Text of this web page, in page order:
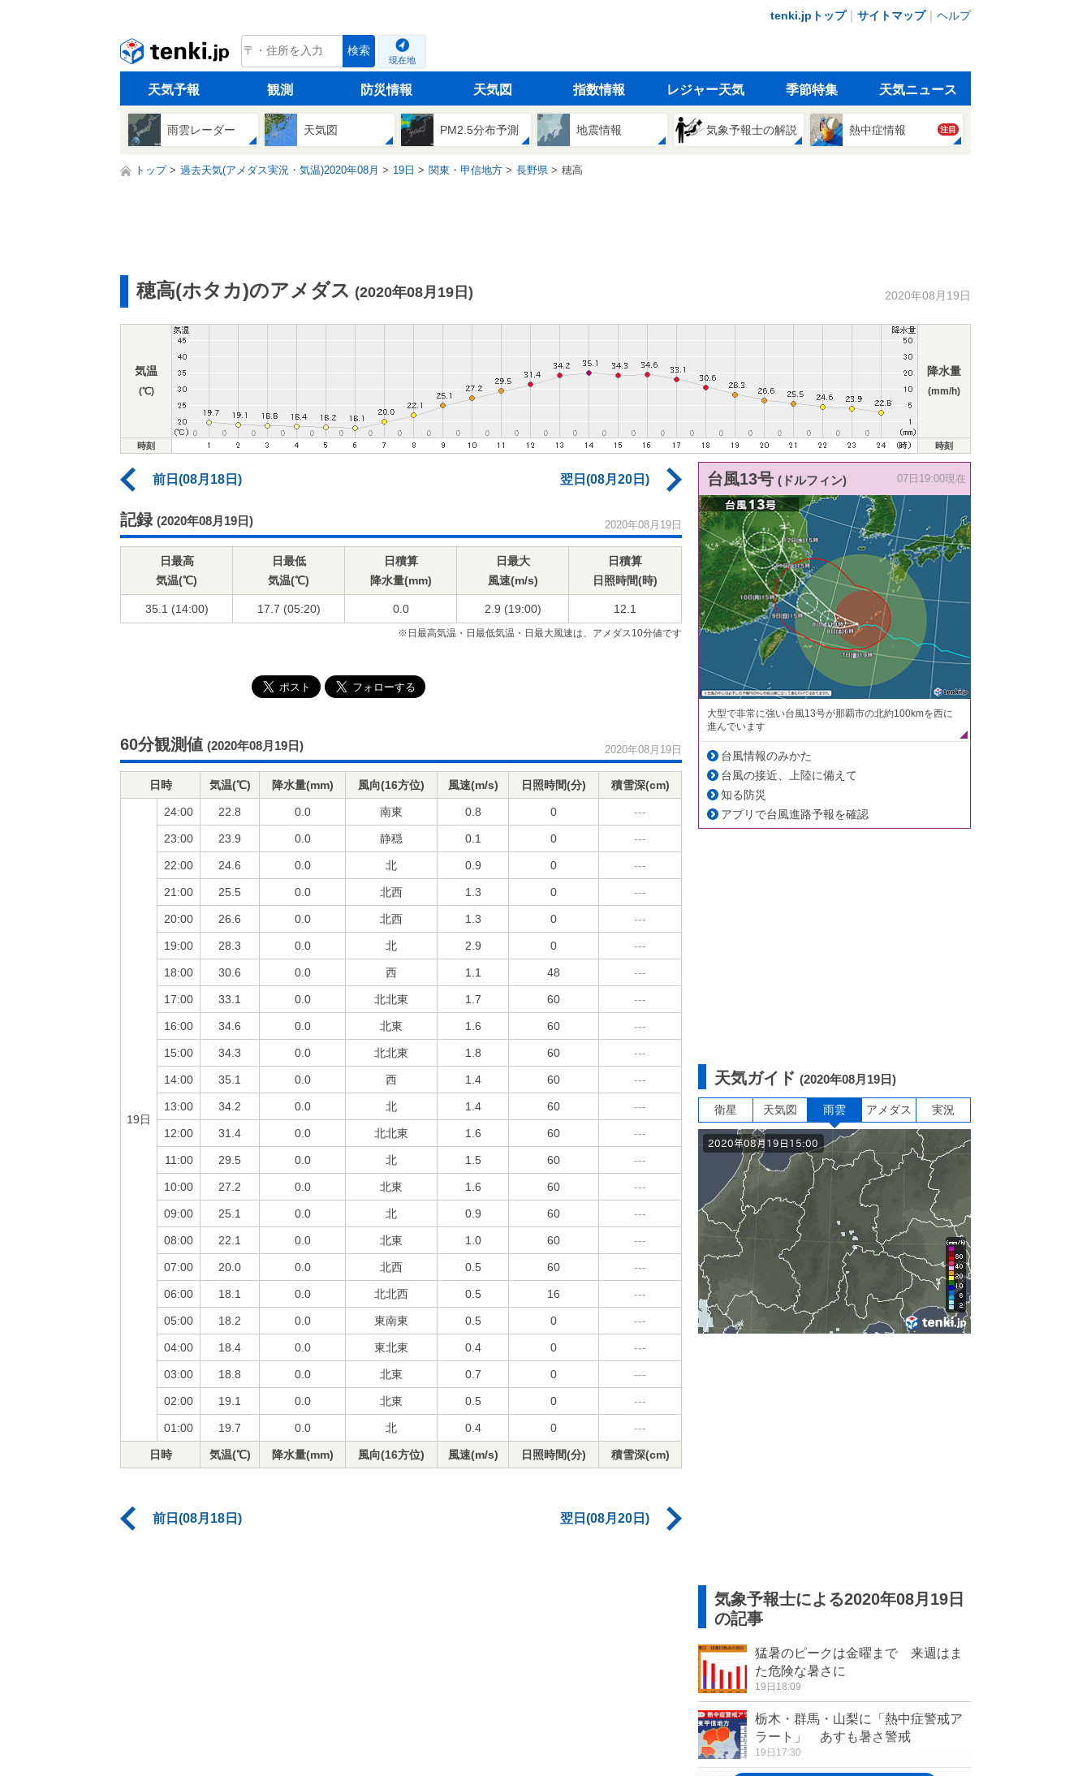
tenki.jpトップ｜ サイトマップ｜ ヘルプ
tenki.jp 検索
現在地
天気予報 観測 防災情報 天気図 指数情報 レジャー天気 季節特集 天気ニュース
雨雲レーダー 天気図 PM2.5分布予測 地震情報 気象予報士の解説 熱中症情報 注目
トップ 過去天気(アメダス実況・気温)2020年08月 19日 関東・甲信地方 長野県 穂高
穂高(ホタカ)のアメダス (2020年08月19日) 2020年08月19日
気温
(℃)
降水量
(mm/h)
時刻 時刻
前日(08月18日) 翌日(08月20日)
記録 (2020年08月19日) 2020年08月19日
日最高
気温(℃)
日最低
気温(℃)
日積算
降水量(mm)
日最大
風速(m/s)
日積算
日照時間(時)
35.1 (14:00) 17.7 (05:20) 0.0 2.9 (19:00) 12.1
※日最高気温・日最低気温・日最大風速は、アメダス10分値です
60分観測値 (2020年08月19日) 2020年08月19日
日時 気温(℃) 降水量(mm) 風向(16方位) 風速(m/s) 日照時間(分) 積雪深(cm)
19日
24:00 22.8 0.0 南東 0.8 0 ---
23:00 23.9 0.0 静穏 0.1 0 ---
22:00 24.6 0.0 北 0.9 0 ---
21:00 25.5 0.0 北西 1.3 0 ---
20:00 26.6 0.0 北西 1.3 0 ---
19:00 28.3 0.0 北 2.9 0 ---
18:00 30.6 0.0 西 1.1 48 ---
17:00 33.1 0.0 北北東 1.7 60 ---
16:00 34.6 0.0 北東 1.6 60 ---
15:00 34.3 0.0 北北東 1.8 60 ---
14:00 35.1 0.0 西 1.4 60 ---
13:00 34.2 0.0 北 1.4 60 ---
12:00 31.4 0.0 北北東 1.6 60 ---
11:00 29.5 0.0 北 1.5 60 ---
10:00 27.2 0.0 北東 1.6 60 ---
09:00 25.1 0.0 北 0.9 60 ---
08:00 22.1 0.0 北東 1.0 60 ---
07:00 20.0 0.0 北西 0.5 60 ---
06:00 18.1 0.0 北北西 0.5 16 ---
05:00 18.2 0.0 東南東 0.5 0 ---
04:00 18.4 0.0 東北東 0.4 0 ---
03:00 18.8 0.0 北東 0.7 0 ---
02:00 19.1 0.0 北東 0.5 0 ---
01:00 19.7 0.0 北 0.4 0 ---
日時 気温(℃) 降水量(mm) 風向(16方位) 風速(m/s) 日照時間(分) 積雪深(cm)
前日(08月18日) 翌日(08月20日)
台風13号 (ドルフィン) 07日19:00現在
大型で非常に強い台風13号が那覇市の北約100kmを西に
進んでいます
台風情報のみかた
台風の接近、上陸に備えて
知る防災
アプリで台風進路予報を確認
天気ガイド (2020年08月19日)
衛星 天気図 雨雲 アメダス 実況
気象予報士による2020年08月19日
の記事
猛暑のピークは金曜まで 来週はま
た危険な暑さに
19日18:09
栃木・群馬・山梨に「熱中症警戒ア
ラート」 あすも暑さ警戒
19日17:30